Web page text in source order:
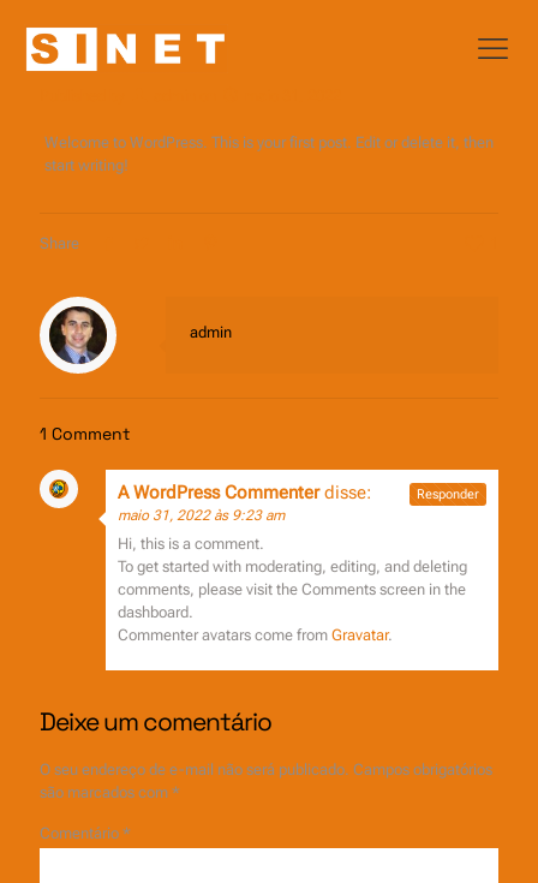
Welcome to WordPress. This is your first post. Edit or delete it, then
start writing!
Share
admin
1 Comment
A WordPress Commenter disse:
maio 31, 2022 às 9:23 am
Hi, this is a comment.
To get started with moderating, editing, and deleting
comments, please visit the Comments screen in the
dashboard.
Commenter avatars come from Gravatar.
Responder
Deixe um comentário
O seu endereço de e-mail não será publicado. Campos obrigatórios
são marcados com *
Comentário *